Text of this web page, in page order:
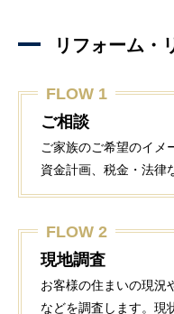
リフォーム・
FLOW 1
ご相談
ご家族のご希望のイメ
資金計画、税金・法律
FLOW 2
現地調査
お客様の住まいの現況
などを調査します。現